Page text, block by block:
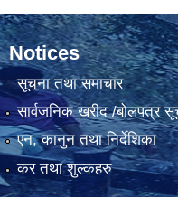
Notices
सूचना तथा समाचार
सार्वजनिक खरीद /बोलपत्र
एन, कानुन तथा निर्देशिका
कर तथा शुल्कहरु